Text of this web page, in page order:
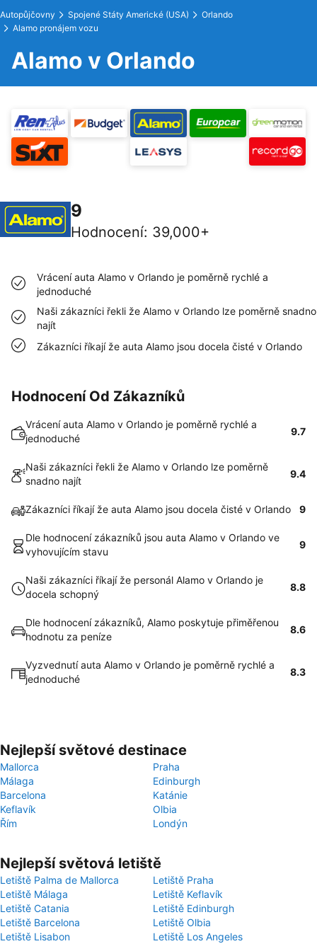
Autopůjčovny Spojené Státy Americké (USA)
Orlando
Alamo pronájem vozu
Alamo v Orlando
9
Hodnocení: 39,000+
Vrácení auta Alamo v Orlando je poměrně rychlé a
jednoduché
Naši zákazníci řekli že Alamo v Orlando lze poměrně snadno
najít
Zákazníci říkají že auta Alamo jsou docela čisté v Orlando
Hodnocení Od Zákazníků
Vrácení auta Alamo v Orlando je poměrně rychlé a
jednoduché
9.7
Naši zákazníci řekli že Alamo v Orlando lze poměrně
snadno najít
9.4
Zákazníci říkají že auta Alamo jsou docela čisté v Orlando 9
Dle hodnocení zákazníků jsou auta Alamo v Orlando ve
vyhovujícím stavu
9
Naši zákazníci říkají že personál Alamo v Orlando je
docela schopný
8.8
Dle hodnocení zákazníků, Alamo poskytuje přiměřenou
hodnotu za peníze
8.6
Vyzvednutí auta Alamo v Orlando je poměrně rychlé a
jednoduché
8.3
Nejlepší světové destinace
Mallorca
Praha
Málaga
Edinburgh
Barcelona
Katánie
Keflavík
Olbia
Řím
Londýn
Nejlepší světová letiště
Letiště Palma de Mallorca
Letiště Praha
Letiště Málaga
Letiště Keflavík
Letiště Catania
Letiště Edinburgh
Letiště Barcelona
Letiště Olbia
Letiště Lisabon
Letiště Los Angeles